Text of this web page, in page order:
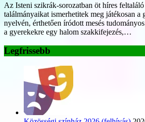
Az Isteni szikrák-sorozatban öt híres
találmányaikat ismerhetitek meg játékosan a
nyelvén, érthetően íródott mesés
a gyerekekre egy halom szakkifejezés,…
Legfrissebb